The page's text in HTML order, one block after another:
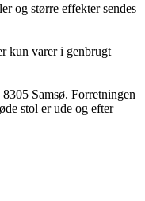
og større effekter sendes
kun varer i genbrugt
Samsø. Forretningen
stol er ude og efter